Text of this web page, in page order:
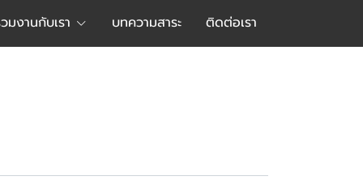
มงานกับเรา บทความสาระ ติดต่อเรา